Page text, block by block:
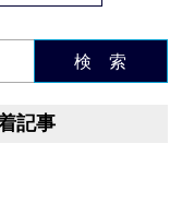
検 索
記事